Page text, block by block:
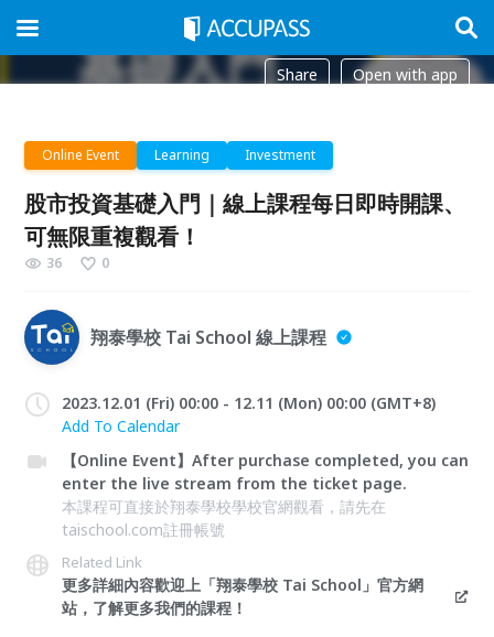
Share Open with app
Online Event Learning Investment
股市投資基礎入門｜線上課程每日即時開課、
可無限重複觀看！
36 0
翔泰學校 Tai School 線上課程
2023.12.01 (Fri) 00:00 - 12.11 (Mon) 00:00 (GMT+8)
Add To Calendar
【Online Event】After purchase completed, you can
enter the live stream from the ticket page.
本課程可直接於翔泰學校學校官網觀看，請先在
taischool.com註冊帳號
Related Link
更多詳細內容歡迎上「翔泰學校 Tai School」官方網
站，了解更多我們的課程！